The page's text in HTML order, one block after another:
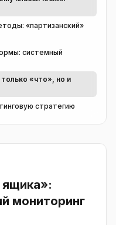
«партизанский»
системный
«что», но и
стратегию
мониторинг